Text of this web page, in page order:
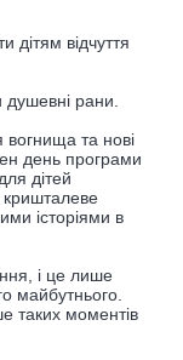
відчуття
рани.
вогнища та нові
день програми
дітей
історіями в
і це лише
майбутнього.
таких моментів